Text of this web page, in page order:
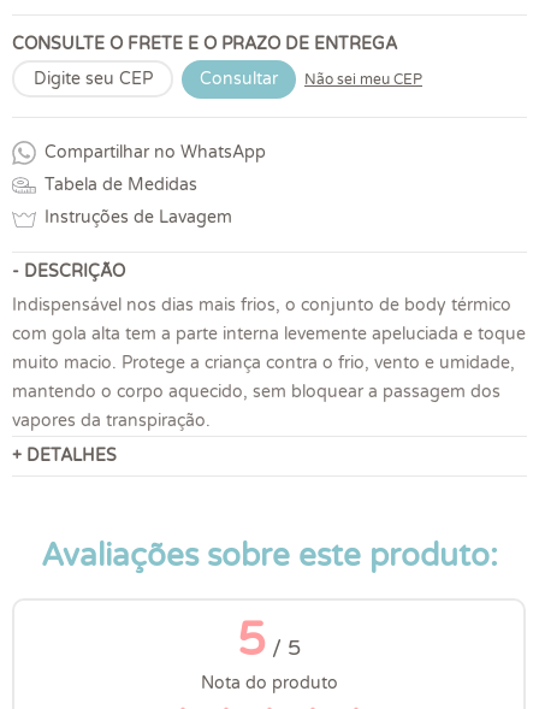
CONSULTE O FRETE E O PRAZO DE ENTREGA
Consultar
Não sei meu CEP
Compartilhar no WhatsApp
Tabela de Medidas
Instruções de Lavagem
- DESCRIÇÃO
Indispensável nos dias mais frios, o conjunto de body térmico
com gola alta tem a parte interna levemente apeluciada e toque
muito macio. Protege a criança contra o frio, vento e umidade,
mantendo o corpo aquecido, sem bloquear a passagem dos
vapores da transpiração.
+ DETALHES
Avaliações sobre este produto:
5 / 5
Nota do produto